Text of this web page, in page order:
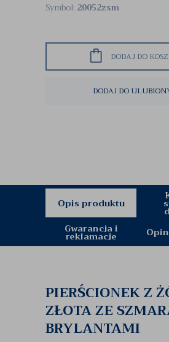
Symbol: 20052zsm
DODAJ DO
DODAJ DO
Opis produktu
Gwarancja i
reklamacje
PIERŚCIONEK Z
ZŁOTA ZE
BRYLANTAMI